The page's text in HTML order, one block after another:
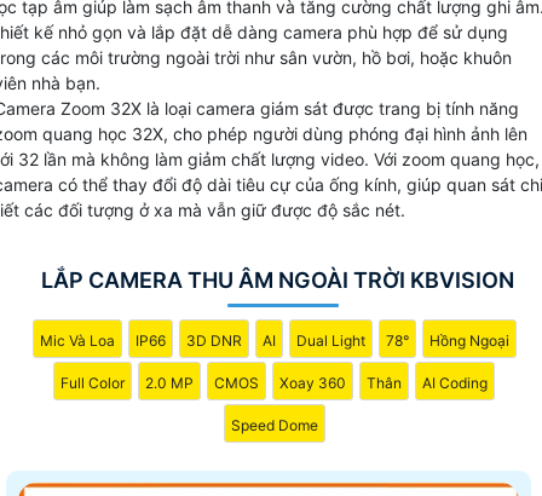
sản phẩm chất lượng này với giá cả phải chăng.
tạp âm giúp làm sạch âm thanh và tăng cường chất lượng ghi
kế nhỏ gọn và lắp đặt dễ dàng camera phù hợp để sử dụng
các môi trường ngoài trời như sân vườn, hồ bơi, hoặc khuôn
nhà bạn.
Zoom 32X là loại camera giám sát được trang bị tính năng
quang học 32X, cho phép người dùng phóng đại hình ảnh lên
32 lần mà không làm giảm chất lượng video. Với zoom quang học,
có thể thay đổi độ dài tiêu cự của ống kính, giúp quan sát chi
các đối tượng ở xa mà vẫn giữ được độ sắc nét.
LẮP CAMERA THU ÂM NGOÀI TRỜI KBVISION
Mic Và Loa IP66 3D DNR AI Dual Light 78° Hồng Ngoại
Full Color 2.0 MP CMOS Xoay 360 Thân AI Coding
Speed Dome